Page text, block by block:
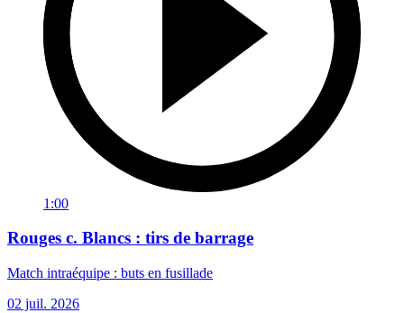
1:00
Rouges c. Blancs : tirs de barrage
Match intraéquipe : buts en fusillade
02 juil. 2026